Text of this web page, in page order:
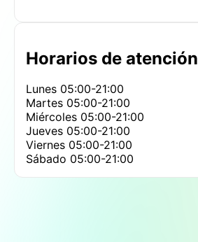
Horarios de atención
Lunes 05:00-21:00
Martes 05:00-21:00
Miércoles 05:00-21:00
Jueves 05:00-21:00
Viernes 05:00-21:00
Sábado 05:00-21:00